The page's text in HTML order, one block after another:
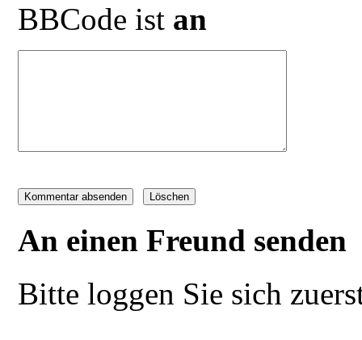
BBCode ist an
An einen Freund senden
Bitte loggen Sie sich